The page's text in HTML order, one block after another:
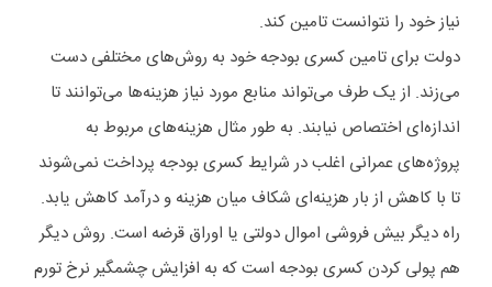
نیاز خود را نتوانست تامین کند.
دولت برای تامین کسری بودجه خود به روش‌های مختلفی دست
می‌زند. از یک طرف می‌تواند منابع مورد نیاز هزینه‌ها می‌توانند تا
اندازه‌ای اختصاص نیابند. به طور مثال هزینه‌های مربوط به
پروژه‌های عمرانی اغلب در شرایط کسری بودجه پرداخت نمی‌شوند
تا با کاهش از بار هزینه‌ای شکاف میان هزینه و درآمد کاهش یابد.
راه دیگر بیش فروشی اموال دولتی یا اوراق قرضه است. روش دیگر
هم پولی کردن کسری بودجه است که به افزایش چشمگیر نرخ تورم